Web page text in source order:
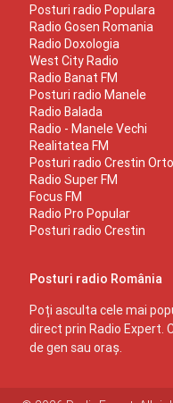
Posturi radio Populara
Radio Gosen Romania
Radio Doxologia
West City Radio
Radio Banat FM
Posturi radio Manele
Radio Balada
Radio - Manele Vechi
Realitatea FM
Posturi radio Crestin
Radio Super FM
Focus FM
Radio Pro Popular
Posturi radio Crestin
Posturi radio România
Poți asculta cele mai
direct prin Radio Expert.
de gen sau oraș.